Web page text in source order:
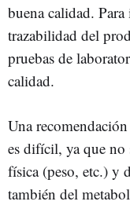
buena calidad.
trazabilidad del
pruebas de
calidad.
Una
es difícil, ya que no
física (peso, etc.) y
también del